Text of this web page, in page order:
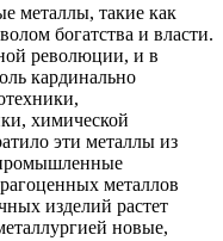
металлы, такие как
богатства и власти.
революции, и в
кардинально
химической
эти металлы из
металлов
изделий растет
новые,